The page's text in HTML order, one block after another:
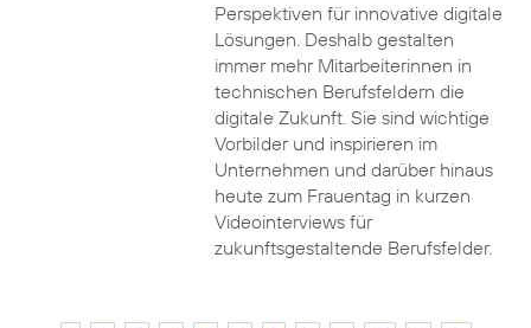
Perspektiven für innovative digitale
Lösungen. Deshalb gestalten
immer mehr Mitarbeiterinnen in
technischen Berufsfeldern die
digitale Zukunft. Sie sind wichtige
Vorbilder und inspirieren im
Unternehmen und darüber hinaus
heute zum Frauentag in kurzen
Videointerviews für
zukunftsgestaltende Berufsfelder.